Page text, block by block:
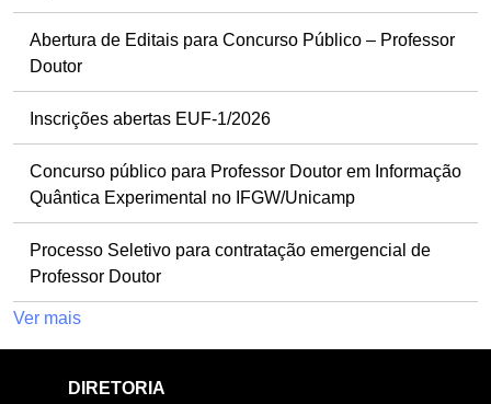
Abertura de Editais para Concurso Público – Professor
Doutor
Inscrições abertas EUF-1/2026
Concurso público para Professor Doutor em Informação
Quântica Experimental no IFGW/Unicamp
Processo Seletivo para contratação emergencial de
Professor Doutor
Ver mais
DIRETORIA